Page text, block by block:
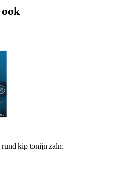
rund kip tonijn zalm